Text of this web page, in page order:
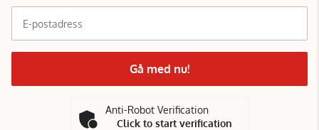
E-postadress
Gå med nu!
Anti-Robot Verification
Click to start verification